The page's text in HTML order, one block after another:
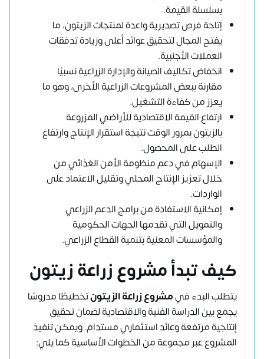
بسلسلة القيمة.
إتاحة فرص تصديرية واعدة لمنتجات الزيتون، ما
يفتح المجال لتحقيق عوائد أعلى وزيادة تدفقات
العملات الأجنبية.
انخفاض تكاليف الصيانة والإدارة الزراعية نسبيًا
مقارنة ببعض المشروعات الزراعية الأخرى، وهو ما
يعزز من كفاءة التشغيل.
ارتفاع القيمة الاقتصادية للأراضي المزروعة
بالزيتون بمرور الوقت نتيجة استقرار الإنتاج وارتفاع
الطلب على المحصول.
الإسهام في دعم منظومة الأمن الغذائي من
خلال تعزيز الإنتاج المحلي وتقليل الاعتماد على
الواردات.
إمكانية الاستفادة من برامج الدعم الزراعي
والتمويل التي تقدمها الجهات الحكومية
والمؤسسات المعنية بتنمية القطاع الزراعي.
كيف تبدأ مشروع زراعة زيتون
يتطلب البدء فيمشروع زراعة الزيتونتخطيطًا مدروسًا
يجمع بين الدراسة الفنية والاقتصادية لضمان تحقيق
إنتاجية مرتفعة وعائد استثماري مستدام. ويمكن تنفيذ
المشروع عبر مجموعة من الخطوات الأساسية كما يلي: